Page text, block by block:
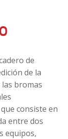
de
de la
bromas
consiste en
entre dos
equipos,